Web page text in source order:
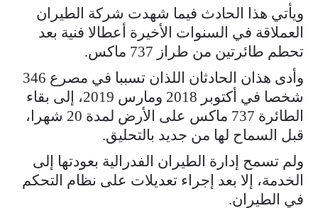
ويأتي هذا الحادث فيما شهدت شركة الطيران
العملاقة في السنوات الأخيرة أعطالا فنية بعد
تحطم طائرتين من طراز 737 ماكس.
وأدى هذان الحادثان اللذان تسببا في مصرع 346
شخصا في أكتوبر 2018 ومارس 2019، إلى بقاء
الطائرة 737 ماكس على الأرض لمدة 20 شهرا،
قبل السماح لها من جديد بالتحليق.
ولم تسمح إدارة الطيران الفدرالية بعودتها إلى
الخدمة، إلا بعد إجراء تعديلات على نظام التحكم
في الطيران.